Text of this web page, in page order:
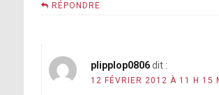
RÉPONDRE
plipplop0806 dit :
12 FÉVRIER 2012 À 11 H 15